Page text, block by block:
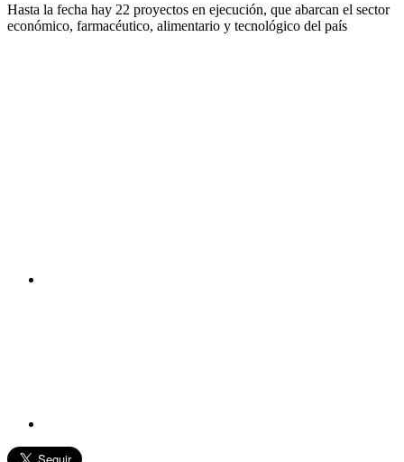
Hasta la fecha hay 22 proyectos en ejecución, que abarcan el sector
económico, farmacéutico, alimentario y tecnológico del país